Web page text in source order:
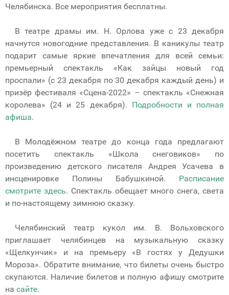
Челябинска. Все мероприятия бесплатны.
В театре драмы им. Н. Орлова уже с 23 декабря
начнутся новогодние представления. В каникулы театр
подарит самые яркие впечатления для всей семьи:
премьерный спектакль «Как зайцы новый год
проспали» (с 23 декабря по 30 декабря каждый день) и
призёр фестиваля «Сцена-2022» – спектакль «Снежная
королева» (24 и 25 декабря). Подробности и полная
афиша.
В Молодёжном театре до конца года предлагают
посетить спектакль «Школа снеговиков» по
произведению детского писателя Андрея Усачева в
инсценировке Полины Бабушкиной. Расписание
смотрите здесь. Спектакль обещает много снега, света
и по-настоящему зимнюю сказку.
Челябинский театр кукол им. В. Вольховского
приглашает челябинцев на музыкальную сказку
«Щелкунчик» и на премьеру «В гостях у Дедушки
Мороза». Обратите внимание, что билеты очень быстро
скупаются. Наличие билетов и полную афишу смотрите
на сайте.